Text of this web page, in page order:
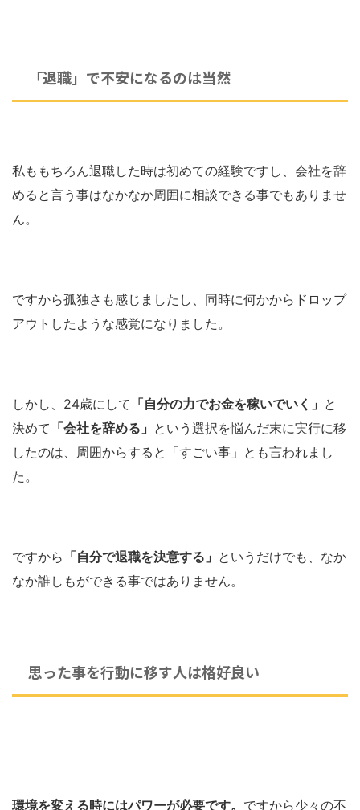
「退職」で不安になるのは当然
私ももちろん退職した時は初めての経験ですし、会社を辞
めると言う事はなかなか周囲に相談できる事でもありませ
ん。
ですから孤独さも感じましたし、同時に何かからドロップ
アウトしたような感覚になりました。
しかし、24歳にして 「自分の力でお金を稼いでいく」 と
決めて 「会社を辞める」 という選択を悩んだ末に実行に移
したのは、周囲からすると「すごい事」とも言われまし
た。
ですから 「自分で退職を決意する」 というだけでも、なか
なか誰しもができる事ではありません。
思った事を行動に移す人は格好良い
環境を変える時にはパワーが必要です。 ですから少々の不